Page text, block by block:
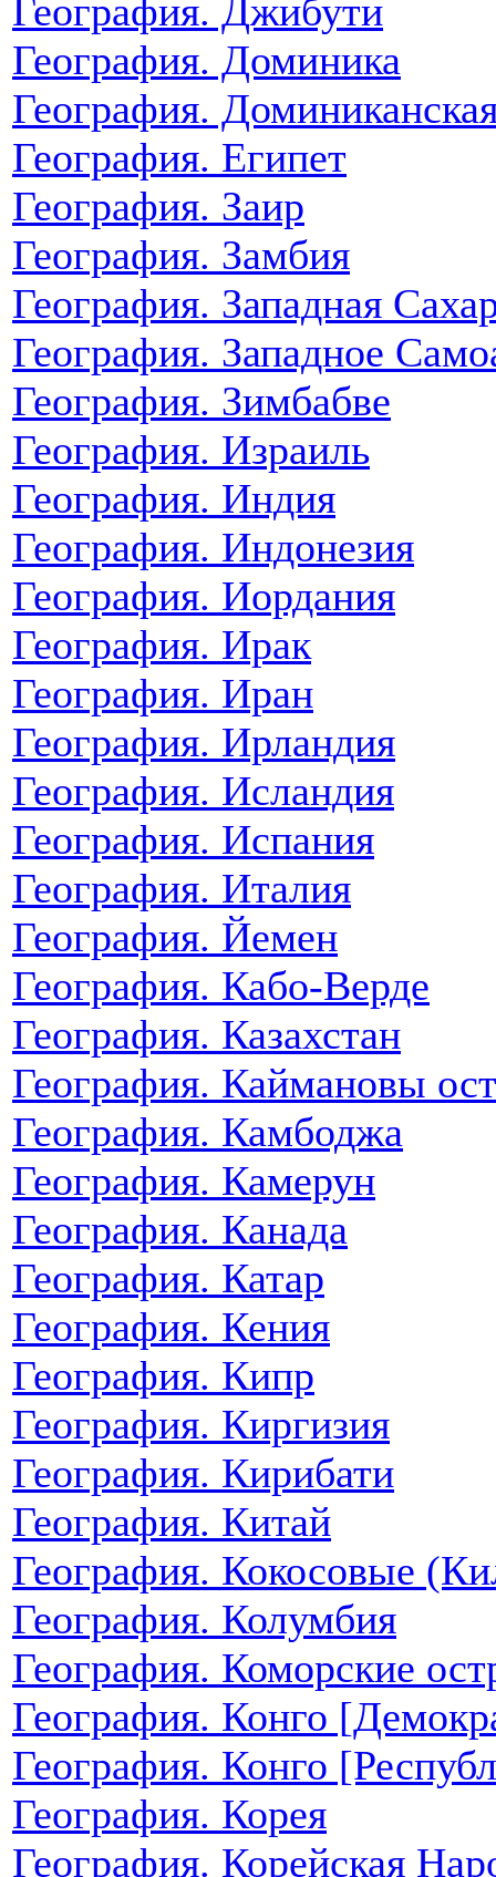
География. Джибути
География. Доминика
География.
География. Египет
География. Заир
География. Замбия
География. Западная
География. Западное
География. Зимбабве
География. Израиль
География. Индия
География. Индонезия
География. Иордания
География. Ирак
География. Иран
География. Ирландия
География. Исландия
География. Испания
География. Италия
География. Йемен
География. Кабо-Верде
География. Казахстан
География. Каймановы
География. Камбоджа
География. Камерун
География. Канада
География. Катар
География. Кения
География. Кипр
География. Киргизия
География. Кирибати
География. Китай
География. Кокосовые
География. Колумбия
География. Коморские
География. Конго
География. Конго
География. Корея
География. Корейская